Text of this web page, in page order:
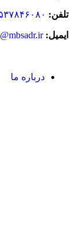
تلفن:
ایمیل:
درباره ما